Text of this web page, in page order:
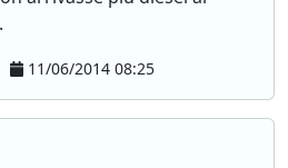
11/06/2014 08:25